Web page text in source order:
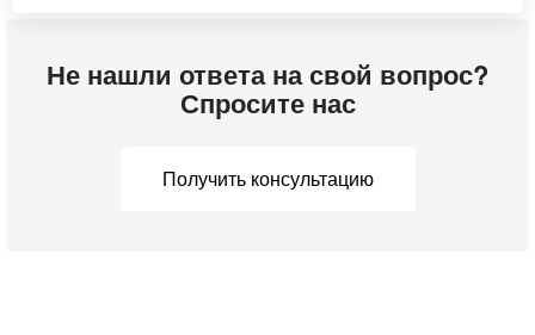
Время работы......................40 ч
Не нашли ответа на свой вопрос?
Спросите нас
Получить консультацию